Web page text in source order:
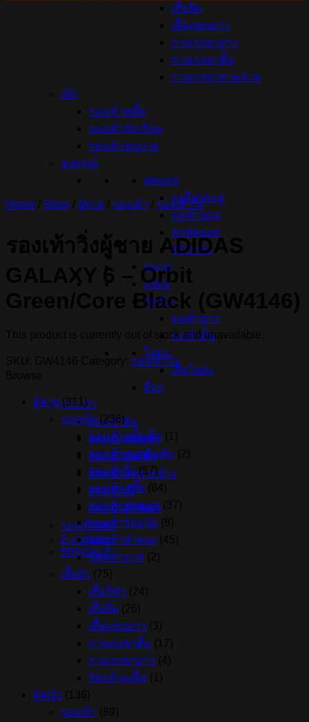
เสื้อยืด
เสื้อแขนยาว
กางเกงขายาว
กางเกงขาสั้น
กางเกงขาสามส่วน
เด็ก
รองเท้าสตั๊ด
รองเท้านักเรียน
รองเท้าอนุบาล
อุปกรณ์
ฟุตบอล
ถุงมือประตู
ถุงเท้าบอล
ลูกฟุตบอล
สนับแข้ง
หมวก
ถุงมือ
ถุงเท้า
ถุงเท้ายาว
ถุงเท้าสั้น
โยคะ
เสื่อโยคะ
อื่นๆ
กระเป๋า
กระเป๋ายิม
กระเป๋ารองเท้า
กระเป๋าดัฟเฟิล
กระเป๋าสะพายข้าง
กระเป๋าเป้
กระเป๋าคาดเอว
รองเท้าแตะ
E-Catalog
50%SALE
Home Shop ผู้ชาย รองเท้า รองเท้าวิ่ง
รองเท้าวิ่งผู้ชาย ADIDAS
GALAXY 6 – Orbit
Green/Core Black (GW4146)
This product is currently out of stock and unavailable.
รองเท้าวิ่ง
ผู้ชาย (311)
รองเท้า (236)
รองเท้าสตั๊ดเด็ก
รองเท้าแบดมินตัน
รองเท้าวิ่ง (57)
รองเท้าสตั๊ด
รองเท้าฟุตซอล
รองเท้าร้อยปุ่ม
รองเท้าลำลอง
รองเท้าบาส
เสื้อผ้า
เสื้อกีฬา
เสื้อยืด
เสื้อแขนยาว
กางเกงขาสั้น
กางเกงขายาว
รัดกล้ามเนื้อ
ผู้หญิง
รองเท้า